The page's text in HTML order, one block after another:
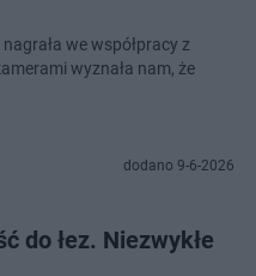
we współpracy z
wyznała nam, że
dodano 9-6-2026
do łez. Niezwykłe